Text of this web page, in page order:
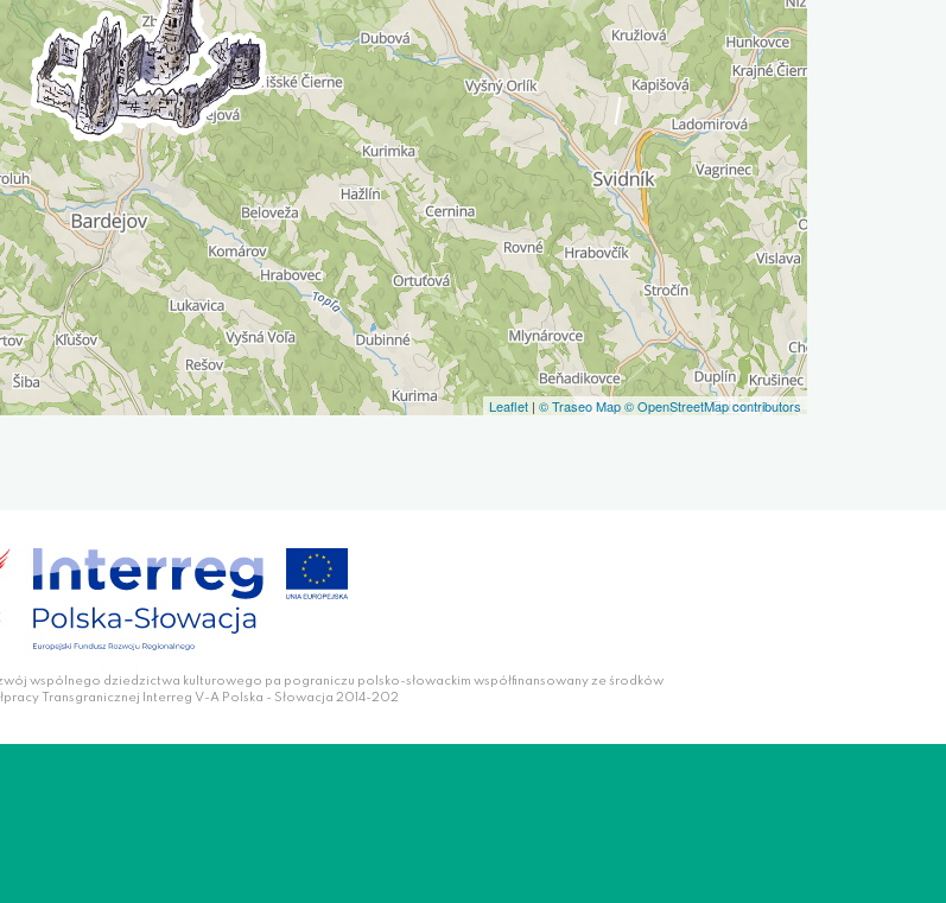
Leaflet | © Traseo Map© OpenStreetMap contributors
wspólnego dziedzictwa kulturowego pa pograniczu polsko-słowackim współfinansowany ze środków
Transgranicznej Interreg V-A Polska - Słowacja 2014-202